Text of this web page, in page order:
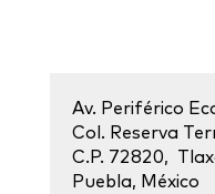
Av. Periférico
Col. Reserva
C.P. 72820,
Puebla, México